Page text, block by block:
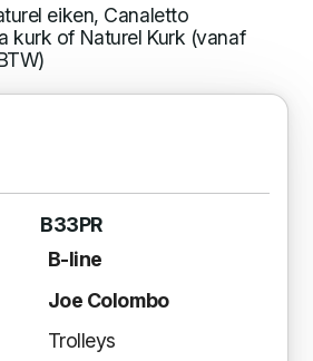
eiken, Canaletto
kurk of Naturel Kurk (vanaf
B33PR
B-line
Joe Colombo
Trolleys